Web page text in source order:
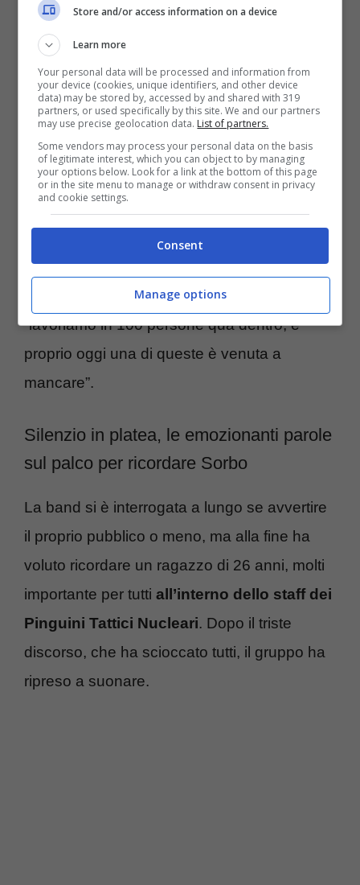
sorridente e scalmanato, era apparso più
silenzioso del solito, tanto da limitarsi a
cantare, interagendo poco con il pubblico.
Poi la rivelazione, durante una pausa.
“È scomparso improvvisamente, poche ora
fa, un nostro amico”. Si chiamavaGaetano
Sorbo, 26enne casertano
della crew della band. “Non è facile ridere,
noi siamo qui in concerto, a divertirci, ma c’è
una cosa che devo dirvi”, ha detto Zanotti,
“lavoriamo in 100 persone qua dentro, e
proprio oggi una di queste è venuta a
mancare”.
Silenzio in platea, le emozionanti parole
sul palco per ricordare Sorbo
La band si è interrogata a lungo se avvertire
il proprio pubblico o meno, ma alla fine ha
voluto ricordare un ragazzo di 26 anni, molti
importante per tutti all’interno dello staff dei
Pinguini Tattici Nucleari. Dopo il triste
discorso, che ha scioccato tutti, il gruppo ha
ripreso a suonare.
Store and/or access information on a device
Learn more
Your personal data will be processed and information from
your device (cookies, unique identifiers, and other device
data) may be stored by, accessed by and shared with 319
partners, or used specifically by this site. We and our partners
may use precise geolocation data. List of partners.
Some vendors may process your personal data on the basis
of legitimate interest, which you can object to by managing
your options below. Look for a link at the bottom of this page
or in the site menu to manage or withdraw consent in privacy
and cookie settings.
Consent
Manage options